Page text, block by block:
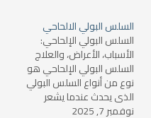
الاجتماعية، لكنه قابل للعلاج
إذا تم تشخيصه بشكل صحيح
واتُبعت خطوات العلاج…
السلس البولي الالحاحي
السلس البولي الإلحاحي:
الأسباب، الأعراض، والعلاج
السلس البولي الإلحاحي هو
نوع من أنواع السلس البولي
الذي يحدث عندما يشعر
الشخص بحاجة ملحة ومتكررة
نوفمبر 7, 2025